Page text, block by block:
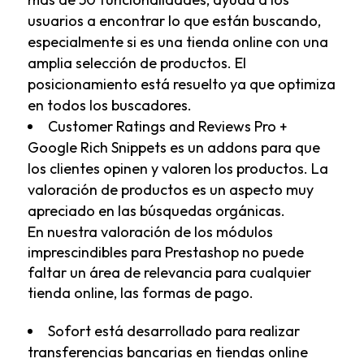
usuarios a encontrar lo que están buscando,
especialmente si es una tienda online con una
amplia selección de productos. El
posicionamiento está resuelto ya que optimiza
en todos los buscadores.
Customer Ratings and Reviews Pro +
Google Rich Snippets es un addons para que
los clientes opinen y valoren los productos. La
valoración de productos es un aspecto muy
apreciado en las búsquedas orgánicas.
En nuestra valoración de los módulos
imprescindibles para Prestashop no puede
faltar un área de relevancia para cualquier
tienda online, las formas de pago.
Sofortestá desarrollado para realizar
transferencias bancarias en tiendas online